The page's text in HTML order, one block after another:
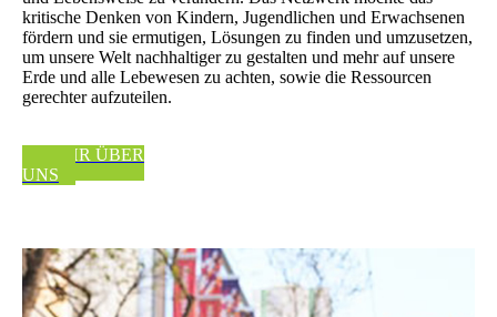
kritische Denken von Kindern, Jugendlichen und Erwachsenen
fördern und sie ermutigen, Lösungen zu finden und umzusetzen,
um unsere Welt nachhaltiger zu gestalten und mehr auf unsere
Erde und alle Lebewesen zu achten, sowie die Ressourcen
gerechter aufzuteilen.
MEHR ÜBER
UNS